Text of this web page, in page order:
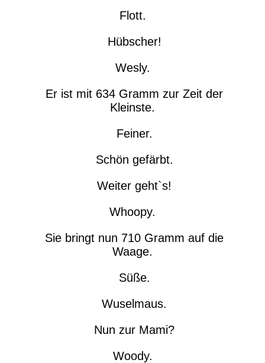
Flott.
Hübscher!
Wesly.
Er ist mit 634 Gramm zur Zeit der
Kleinste.
Feiner.
Schön gefärbt.
Weiter geht`s!
Whoopy.
Sie bringt nun 710 Gramm auf die
Waage.
Süße.
Wuselmaus.
Nun zur Mami?
Woody.